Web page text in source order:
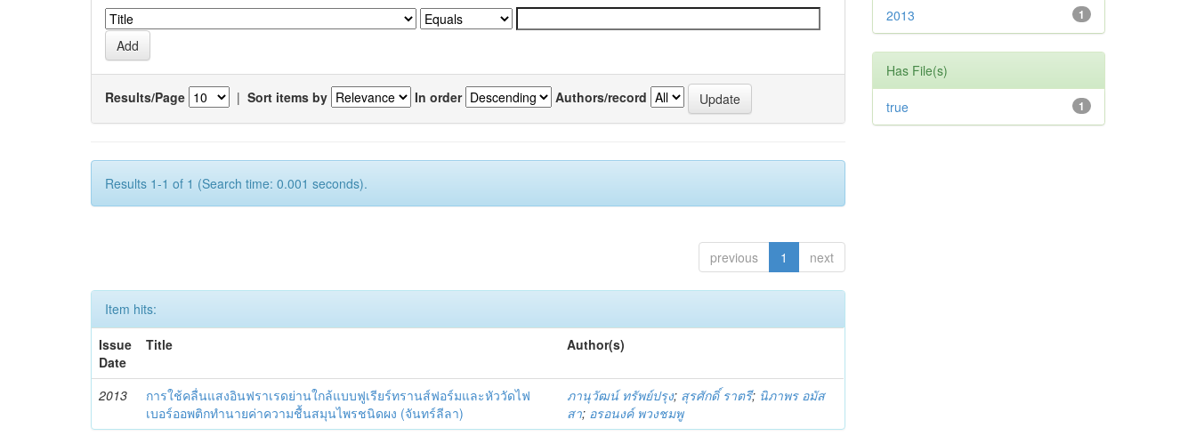
Results/Page | Sort items by In order Authors/record
Results 1-1 of 1 (Search time: 0.001 seconds).
previous 1 next
Item hits:
Issue
Date
Title Author(s)
2013
การใช้คลื่นแสงอินฟราเรดย่านใกล้แบบฟูเรียร์ทรานส์ฟอร์มและหัววัดไฟ
เบอร์ออพติกทำนายค่าความชื้นสมุนไพรชนิดผง (จันทร์ลีลา)
ภานุวัฒน์ ทรัพย์ปรุง; สุรศักดิ์ ราตรี; นิภาพร อมัส
สา; อรอนงค์ พวงชมพู
1
2013
Has File(s)
1
true